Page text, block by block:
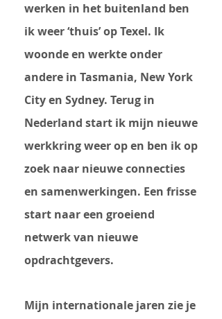
werken in het buitenland ben
ik weer ‘thuis’ op Texel. Ik
woonde en werkte onder
andere in Tasmania, New York
City en Sydney. Terug in
Nederland start ik mijn nieuwe
werkkring weer op en ben ik op
zoek naar nieuwe connecties
en samenwerkingen. Een frisse
start naar een groeiend
netwerk van nieuwe
opdrachtgevers.
Mijn internationale jaren zie je